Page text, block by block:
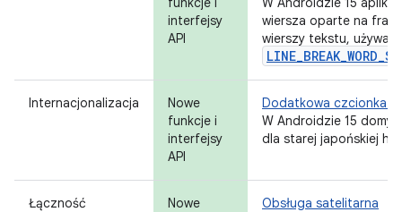
interfejsy
API
wiersza oparte na
wierszy tekstu,
Internacjonalizacja
Nowe
funkcje i
interfejsy
API
Dodatkowa czcionka
W Androidzie 15
dla starej japońskiej
Łączność
Nowe
Obsługa satelitarna